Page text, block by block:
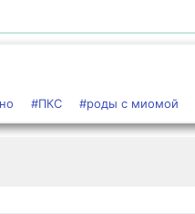
#ПКС #роды с миомой